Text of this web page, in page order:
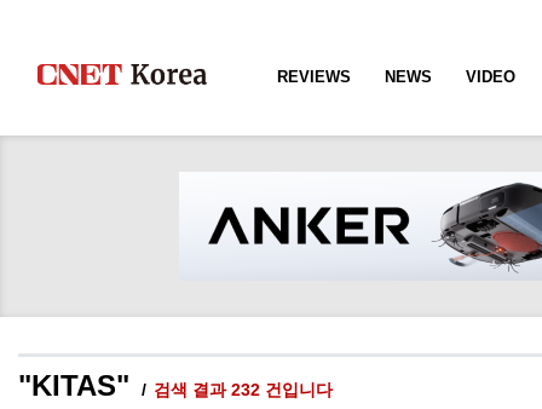
REVIEWS NEWS VIDEO
"KITAS" 검색 결과 232 건입니다